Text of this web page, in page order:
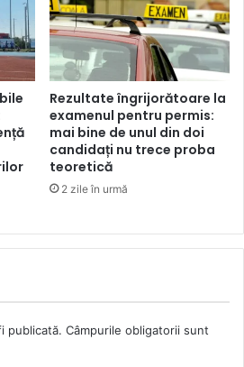
Rezultate îngrijorătoare la
examenul pentru permis:
mai bine de unul din doi
candidați nu trece proba
teoretică
2 zile în urmă
publicată. Câmpurile obligatorii sunt